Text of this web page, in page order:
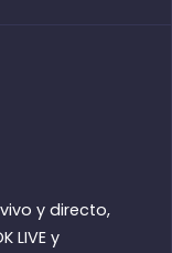
y directo,
LIVE y